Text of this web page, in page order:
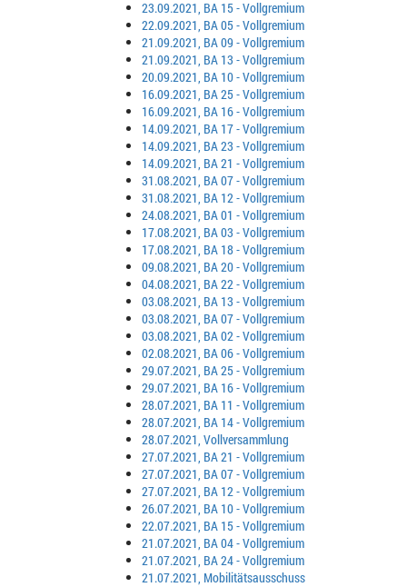
23.09.2021, BA 15 - Vollgremium
22.09.2021, BA 05 - Vollgremium
21.09.2021, BA 09 - Vollgremium
21.09.2021, BA 13 - Vollgremium
20.09.2021, BA 10 - Vollgremium
16.09.2021, BA 25 - Vollgremium
16.09.2021, BA 16 - Vollgremium
14.09.2021, BA 17 - Vollgremium
14.09.2021, BA 23 - Vollgremium
14.09.2021, BA 21 - Vollgremium
31.08.2021, BA 07 - Vollgremium
31.08.2021, BA 12 - Vollgremium
24.08.2021, BA 01 - Vollgremium
17.08.2021, BA 03 - Vollgremium
17.08.2021, BA 18 - Vollgremium
09.08.2021, BA 20 - Vollgremium
04.08.2021, BA 22 - Vollgremium
03.08.2021, BA 13 - Vollgremium
03.08.2021, BA 07 - Vollgremium
03.08.2021, BA 02 - Vollgremium
02.08.2021, BA 06 - Vollgremium
29.07.2021, BA 25 - Vollgremium
29.07.2021, BA 16 - Vollgremium
28.07.2021, BA 11 - Vollgremium
28.07.2021, BA 14 - Vollgremium
28.07.2021, Vollversammlung
27.07.2021, BA 21 - Vollgremium
27.07.2021, BA 07 - Vollgremium
27.07.2021, BA 12 - Vollgremium
26.07.2021, BA 10 - Vollgremium
22.07.2021, BA 15 - Vollgremium
21.07.2021, BA 04 - Vollgremium
21.07.2021, BA 24 - Vollgremium
21.07.2021, Mobilitätsausschuss